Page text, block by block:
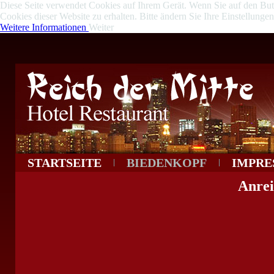
Diese Seite verwendet Cookies auf Ihrem Gerät. Wenn Sie auf den
Cookies dieser Website zu erhalten. Bitte ändern Sie Ihre
Weitere Informationen Weiter
STARTSEITE BIEDENKOPF